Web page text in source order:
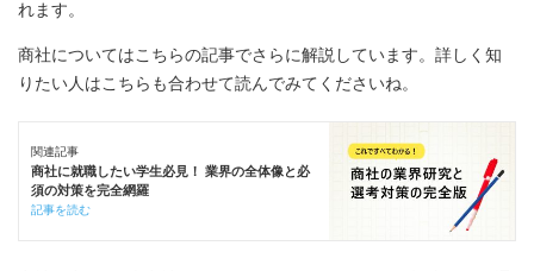
れます。
商社についてはこちらの記事でさらに解説しています。詳しく知
りたい人はこちらも合わせて読んでみてくださいね。
関連記事
商社に就職したい学生必見！ 業界の全体像と必
須の対策を完全網羅
記事を読む